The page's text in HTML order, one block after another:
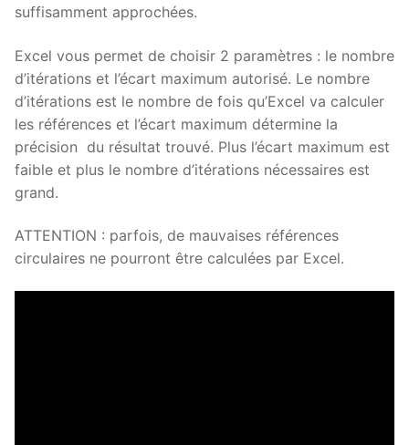
suffisamment approchées.
Excel vous permet de choisir 2 paramètres : le nombre
d’itérations et l’écart maximum autorisé. Le nombre
d’itérations est le nombre de fois qu’Excel va calculer
les références et l’écart maximum détermine la
précision du résultat trouvé. Plus l’écart maximum est
faible et plus le nombre d’itérations nécessaires est
grand.
ATTENTION : parfois, de mauvaises références
circulaires ne pourront être calculées par Excel.